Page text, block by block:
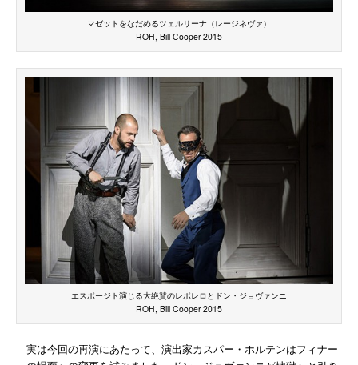
マゼットをなだめるツェルリーナ（レージネヴァ）
ROH, Bill Cooper 2015
エスポージト演じる大絶賛のレポレロとドン・ジョヴァンニ
ROH, Bill Cooper 2015
実は今回の再演にあたって、演出家カスパー・ホルテンはフィナー